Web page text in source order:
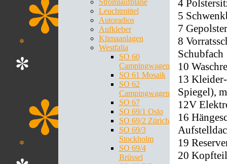
Stromlaufpläne
Leuchtmittel
Autoradios
Aufkleber
Klimaanlagen
Westfalia
SO 60
Campingwagen
SO 61 Mosaik
SO 62
Campingwagen
SO 67
SO 69/1 Oslo
SO 69/2 Zürich
SO 69/3
Stockholm
SO 69/4
Brüssel
4
5
7
8
Schubfach
10
13
Spiegel),
12V
16
19
20